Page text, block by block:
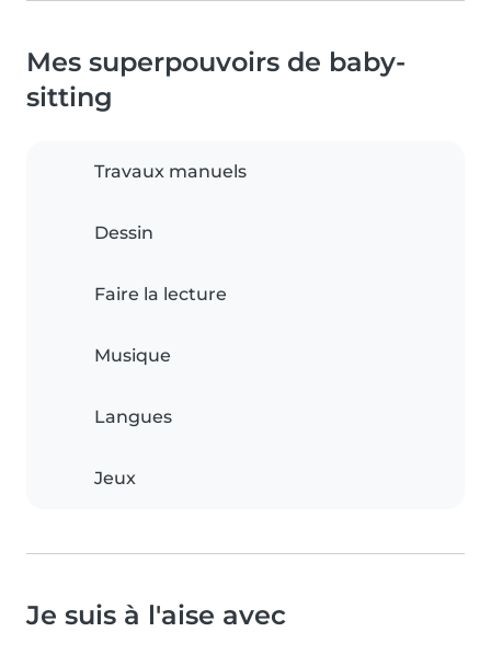
Mes superpouvoirs de baby-
sitting
Travaux manuels
Dessin
Faire la lecture
Musique
Langues
Jeux
Je suis à l'aise avec